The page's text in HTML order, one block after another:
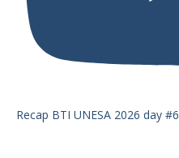
Recap BTI UNESA 2026 day #6